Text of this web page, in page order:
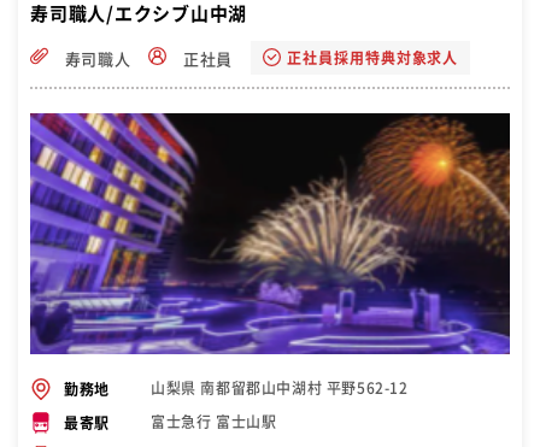
寿司職人/エクシブ山中湖
寿司職人 正社員 正社員採用特典対象求人
勤務地 山梨県 南都留郡山中湖村 平野562-12
最寄駅 富士急行 富士山駅